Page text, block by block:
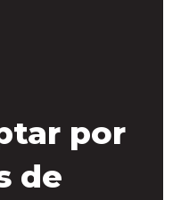
por
de